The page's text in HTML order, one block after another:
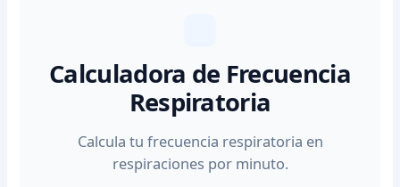
Calculadora de Frecuencia
Respiratoria
Calcula tu frecuencia respiratoria en
respiraciones por minuto.